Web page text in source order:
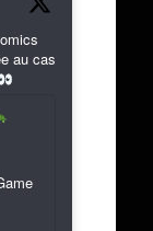
au cas